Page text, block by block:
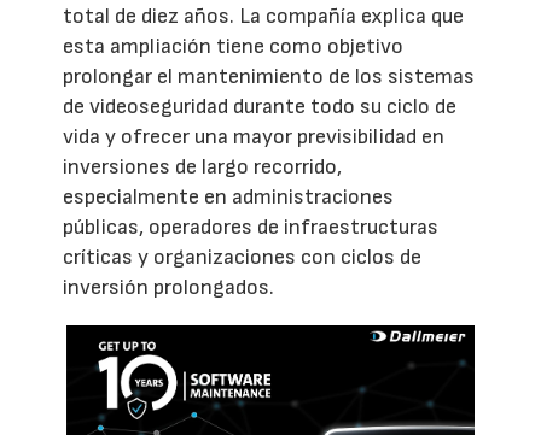
total de diez años. La compañía explica que
esta ampliación tiene como objetivo
prolongar el mantenimiento de los sistemas
de videoseguridad durante todo su ciclo de
vida y ofrecer una mayor previsibilidad en
inversiones de largo recorrido,
especialmente en administraciones
públicas, operadores de infraestructuras
críticas y organizaciones con ciclos de
inversión prolongados.